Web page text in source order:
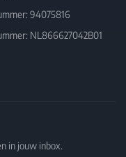
94075816
NL866627042B01
in jouw inbox.